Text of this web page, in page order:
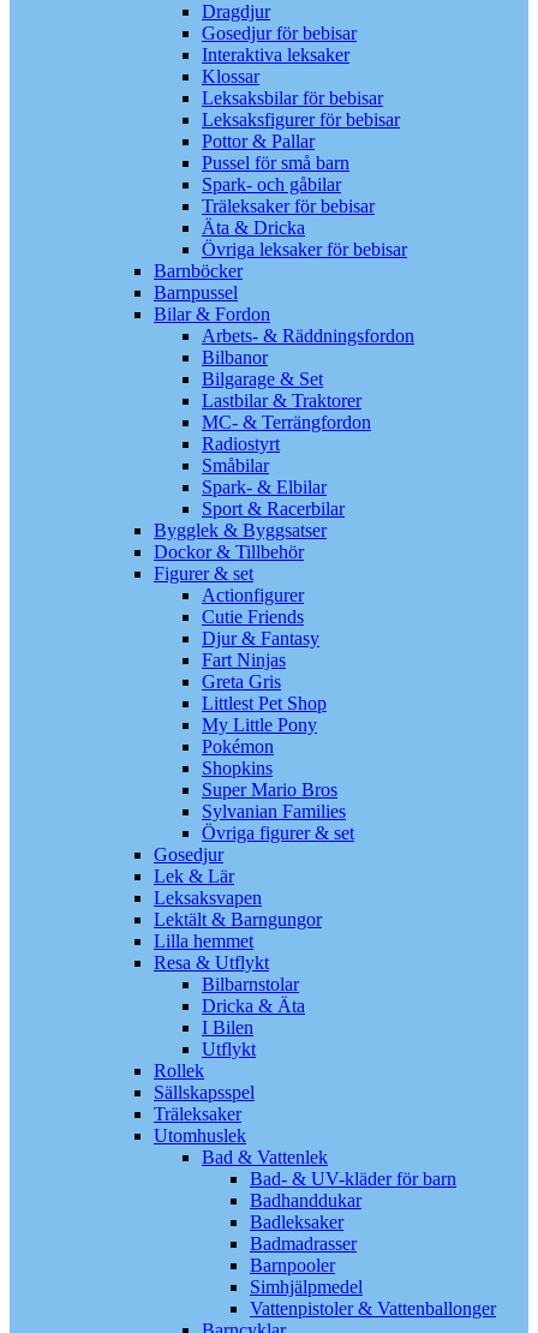
Dragdjur
Gosedjur för bebisar
Interaktiva leksaker
Klossar
Leksaksbilar för bebisar
Leksaksfigurer för bebisar
Pottor & Pallar
Pussel för små barn
Spark- och gåbilar
Träleksaker för bebisar
Äta & Dricka
Övriga leksaker för bebisar
Barnböcker
Barnpussel
Bilar & Fordon
Arbets- & Räddningsfordon
Bilbanor
Bilgarage & Set
Lastbilar & Traktorer
MC- & Terrängfordon
Radiostyrt
Småbilar
Spark- & Elbilar
Sport & Racerbilar
Bygglek & Byggsatser
Dockor & Tillbehör
Figurer & set
Actionfigurer
Cutie Friends
Djur & Fantasy
Fart Ninjas
Greta Gris
Littlest Pet Shop
My Little Pony
Pokémon
Shopkins
Super Mario Bros
Sylvanian Families
Övriga figurer & set
Gosedjur
Lek & Lär
Leksaksvapen
Lektält & Barngungor
Lilla hemmet
Resa & Utflykt
Bilbarnstolar
Dricka & Äta
I Bilen
Utflykt
Rollek
Sällskapsspel
Träleksaker
Utomhuslek
Bad & Vattenlek
Bad- & UV-kläder för barn
Badhanddukar
Badleksaker
Badmadrasser
Barnpooler
Simhjälpmedel
Vattenpistoler & Vattenballonger